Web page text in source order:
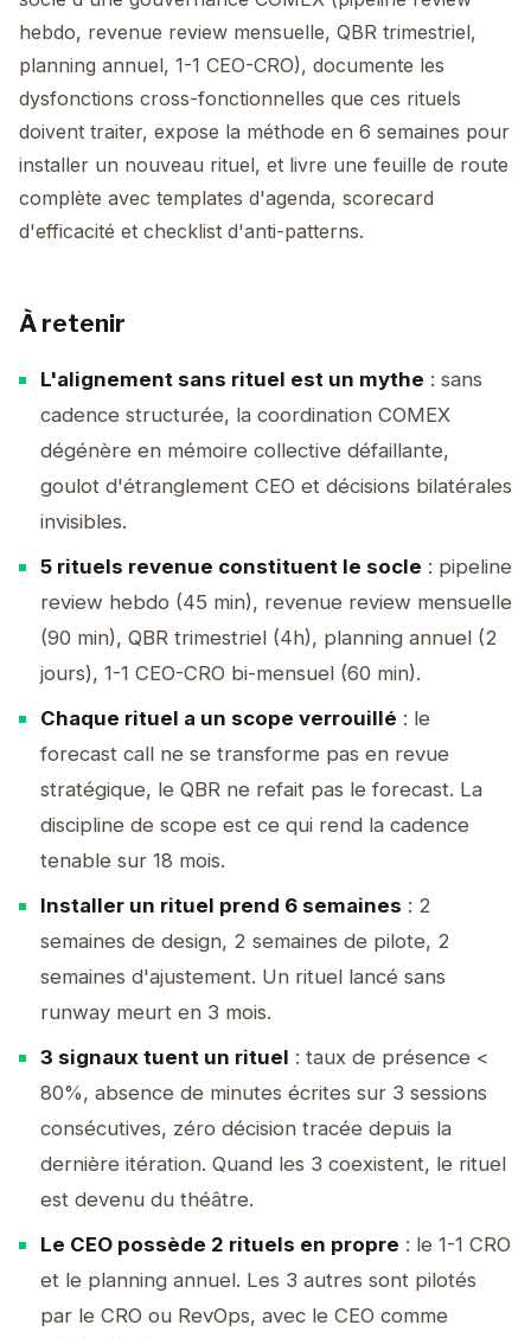
hebdo, revenue review mensuelle, QBR trimestriel,
planning annuel, 1-1 CEO-CRO), documente les
dysfonctions cross-fonctionnelles que ces rituels
doivent traiter, expose la méthode en 6 semaines pour
installer un nouveau rituel, et livre une feuille de route
complète avec templates d'agenda, scorecard
d'efficacité et checklist d'anti-patterns.
À retenir
L'alignement sans rituel est un mythe : sans
cadence structurée, la coordination COMEX
dégénère en mémoire collective défaillante,
goulot d'étranglement CEO et décisions bilatérales
invisibles.
5 rituels revenue constituent le socle : pipeline
review hebdo (45 min), revenue review mensuelle
(90 min), QBR trimestriel (4h), planning annuel (2
jours), 1-1 CEO-CRO bi-mensuel (60 min).
Chaque rituel a un scope verrouillé : le
forecast call ne se transforme pas en revue
stratégique, le QBR ne refait pas le forecast. La
discipline de scope est ce qui rend la cadence
tenable sur 18 mois.
Installer un rituel prend 6 semaines : 2
semaines de design, 2 semaines de pilote, 2
semaines d'ajustement. Un rituel lancé sans
runway meurt en 3 mois.
3 signaux tuent un rituel : taux de présence <
80%, absence de minutes écrites sur 3 sessions
consécutives, zéro décision tracée depuis la
dernière itération. Quand les 3 coexistent, le rituel
est devenu du théâtre.
Le CEO possède 2 rituels en propre : le 1-1 CRO
et le planning annuel. Les 3 autres sont pilotés
par le CRO ou RevOps, avec le CEO comme